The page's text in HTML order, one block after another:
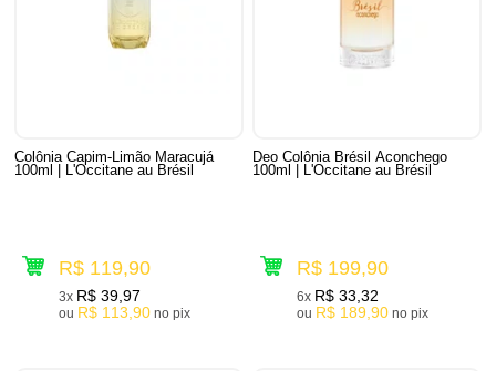
Colônia Capim-Limão Maracujá
100ml | L'Occitane au Brésil
R$ 119,90
3x R$ 39,97
ou R$ 113,90 no pix
Deo Colônia Brésil Aconchego
100ml | L'Occitane au Brésil
R$ 199,90
6x R$ 33,32
ou R$ 189,90 no pix